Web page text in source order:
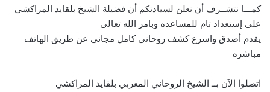
كمـــا نتشــرف أن نعلن لسيادتكم أن فضيلة الشيخ بلقايد المراكشي
على إستعداد تام للمساعده وبامر الله تعالى
يقدم أصدق واسرع كشف روحاني كامل مجاني عن طريق الهاتف
مباشره
اتصلوا الآن بــ الشيخ الروحاني المغربي بلقايد المراكشي